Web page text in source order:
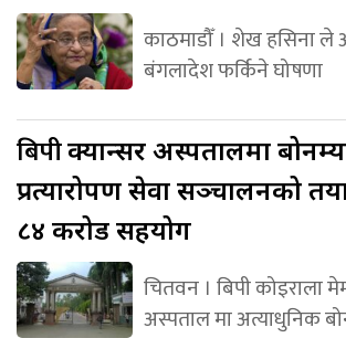
काठमाडौँ । शेख हसिना ले
बंगलादेश फर्किने घोषणा
बिपीक्यान्सर अस्पतालमा
प्रत्यारोपण सेवा सञ्चालनको
८४ करोड सहयोग
चितवन । बिपी कोइराला
अस्पताल मा अत्याधुनिक